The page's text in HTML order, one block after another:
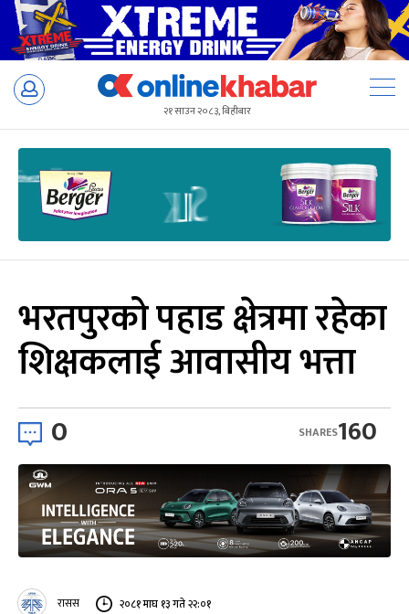
Skip
२१ साउन २०८३, बिहीबार
भरतपुरको पहाड क्षेत्रमा रहेका
शिक्षकलाई आवासीय भत्ता
0 160
SHARES
रासस २०८१ माघ १३ गते २२:०१